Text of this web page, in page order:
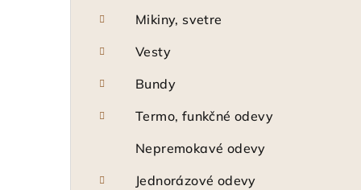
Mikiny, svetre
Vesty
Bundy
Termo, funkčné odevy
Nepremokavé odevy
Jednorázové odevy